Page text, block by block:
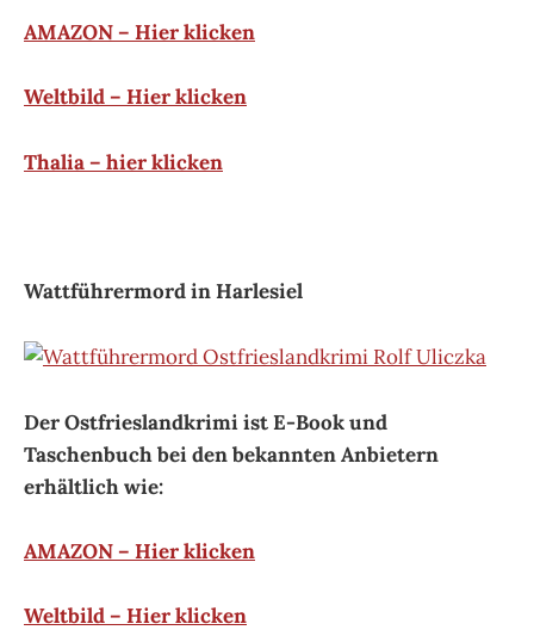
AMAZON – Hier klicken
Weltbild – Hier klicken
Thalia – hier klicken
Wattführermord in Harlesiel
Der Ostfrieslandkrimi ist E-Book und
Taschenbuch bei den bekannten Anbietern
erhältlich wie:
AMAZON – Hier klicken
Weltbild – Hier klicken